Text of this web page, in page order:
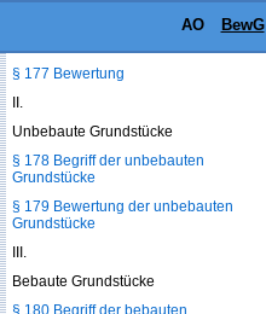
AO BewG
§ 177 Bewertung
II.
Unbebaute Grundstücke
§ 178 Begriff der unbebauten
Grundstücke
§ 179 Bewertung der unbebauten
Grundstücke
III.
Bebaute Grundstücke
§ 180 Begriff der bebauten